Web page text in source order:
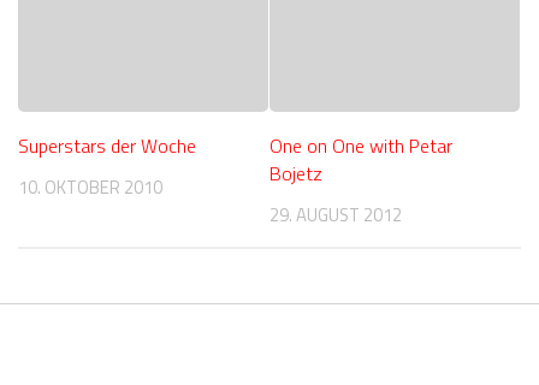
Superstars der Woche
10. OKTOBER 2010
One on One with Petar
Bojetz
29. AUGUST 2012